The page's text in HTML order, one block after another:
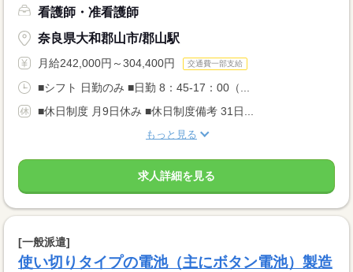
看護師・准看護師
奈良県大和郡山市/郡山駅
月給242,000円～304,400円 交通費一部支給
■シフト 日勤のみ ■日勤 8：45-17：00（...
■休日制度 月9日休み ■休日制度備考 31日...
もっと見る
求人詳細を見る
[一般派遣]
使い切りタイプの電池（主にボタン電池）製造